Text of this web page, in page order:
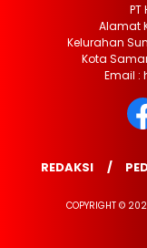
Alamat
Kelurahan
Kota
Email :
REDAKSI
COPYRIGHT ©